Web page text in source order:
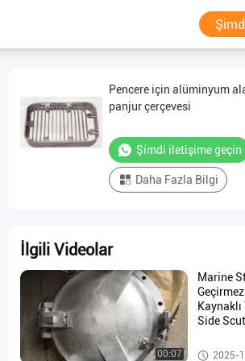
Pencere için alüminyum
panjur çerçevesi
Şimdi iletişime geçin
Daha Fazla Bilgi
İlgili Videolar
00:07
Marine
Side
Deniz,2025-